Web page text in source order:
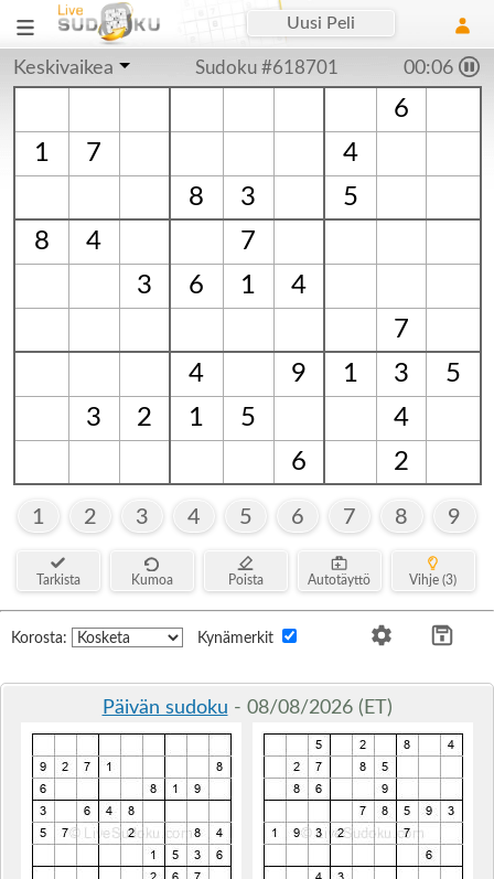
Uusi Peli
Keskivaikea Sudoku #618701 00:06
6
1
7
4
8
3
5
8
4
7
3
6 1
4
7
4
9 1 3
5
3
2 1 5
4
6
2
1 2 3 4 5 6 7 8 9
Tarkista Kumoa Poista Autotäyttö Vihje (3)
Korosta: Kynämerkit
Päivän sudoku - 08/08/2026 (ET)